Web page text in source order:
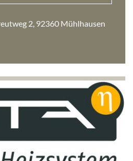
2, 92360 Mühlhausen